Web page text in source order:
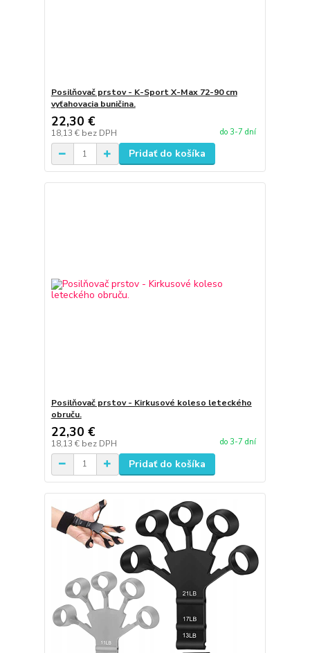
Posilňovač prstov - K-Sport X-Max 72-90 cm
vyťahovacia buničina.
22,30 €
18,13 € bez DPH do 3-7 dní
Pridať do košíka
Posilňovač prstov - Kirkusové koleso leteckého
obruču.
22,30 €
18,13 € bez DPH do 3-7 dní
Pridať do košíka